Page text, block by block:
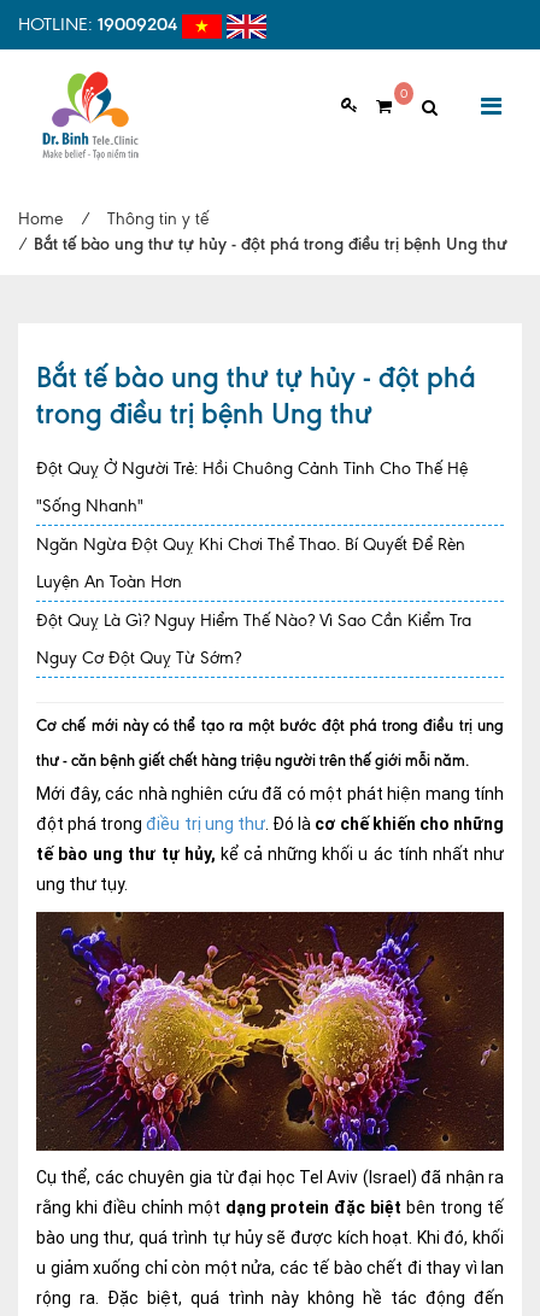
HOTLINE: 19009204
0
TRANG CHỦ
Giới thiệu chung
Đội ngũ y bác sĩ
Cơ sở vật chất
Quy trình khám bệnh tại Dr. Binh
TIN TỨC
Thông tin y tế
Tin Ưu đãi
Tin sự kiện
Tin tức BHYT
DỊCH VỤ
Các chuyên khoa tại Phòng khám
Nội
Ngoại
Sản - Phụ Khoa
Nhi
Mắt
Home /
Thông tin y tế
/ Bắt tế bào ung thư tự hủy - đột phá trong điều trị bệnh Ung thư
Bắt tế bào ung thư tự hủy - đột phá
trong điều trị bệnh Ung thư
Đột Quỵ Ở Người Trẻ: Hồi Chuông Cảnh Tỉnh Cho Thế Hệ
"Sống Nhanh"
Ngăn Ngừa Đột Quỵ Khi Chơi Thể Thao. Bí Quyết Để Rèn
Luyện An Toàn Hơn
Đột Quỵ Là Gì? Nguy Hiểm Thế Nào? Vì Sao Cần Kiểm Tra
Nguy Cơ Đột Quỵ Từ Sớm?
Cơ chế mới này có thể tạo ra một bước đột phá trong điều trị ung
thư - căn bệnh giết chết hàng triệu người trên thế giới mỗi năm.
Mới đây, các nhà nghiên cứu đã có một phát hiện mang tính
đột phá trongđiều trị ung thư. Đó là cơ chế khiến cho những
tế bào ung thư tự hủy, kể cả những khối u ác tính nhất như
ung thư tụy.
Cụ thể, các chuyên gia từ đại học Tel Aviv (Israel) đã nhận ra
rằng khi điều chỉnh một dạng protein đặc biệt bên trong tế
bào ung thư, quá trình tự hủy sẽ được kích hoạt. Khi đó, khối
u giảm xuống chỉ còn một nửa, các tế bào chết đi thay vì lan
rộng ra. Đặc biệt, quá trình này không hề tác động đến